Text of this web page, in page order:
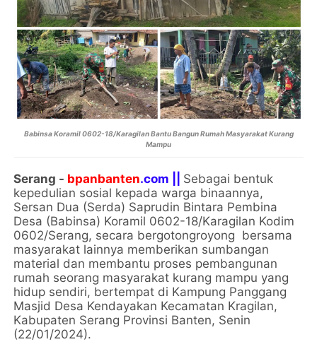
Babinsa Koramil 0602-18/Karagilan Bantu Bangun Rumah Masyarakat Kurang
Mampu
Serang - bpanbanten.com || Sebagai bentuk
kepedulian sosial kepada warga binaannya,
Sersan Dua (Serda) Saprudin Bintara Pembina
Desa (Babinsa) Koramil 0602-18/Karagilan Kodim
0602/Serang, secara bergotongroyong bersama
masyarakat lainnya memberikan sumbangan
material dan membantu proses pembangunan
rumah seorang masyarakat kurang mampu yang
hidup sendiri, bertempat di Kampung Panggang
Masjid Desa Kendayakan Kecamatan Kragilan,
Kabupaten Serang Provinsi Banten, Senin
(22/01/2024).